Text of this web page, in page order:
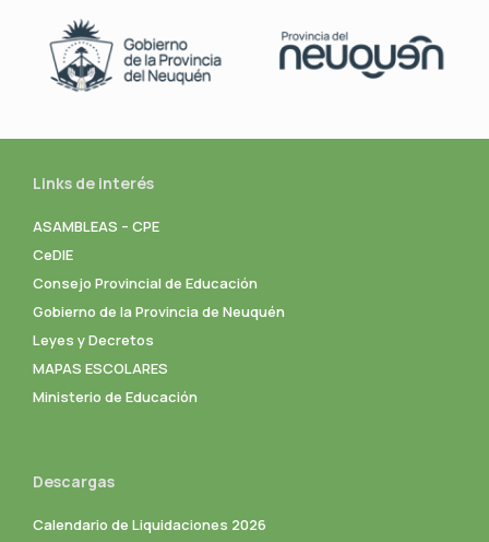
Links de interés
ASAMBLEAS – CPE
CeDIE
Consejo Provincial de Educación
Gobierno de la Provincia de Neuquén
Leyes y Decretos
MAPAS ESCOLARES
Ministerio de Educación
Descargas
Calendario de Liquidaciones 2026